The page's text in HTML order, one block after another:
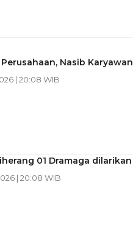
Nasib
| 20:08 WIB
01 Dramaga
| 20:08 WIB